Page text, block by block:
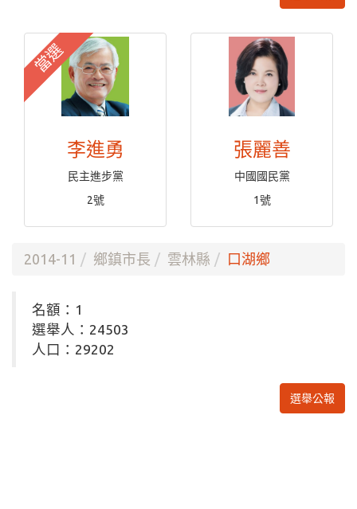
當選
李進勇
民主進步黨
2號
張麗善
中國國民黨
1號
2014-11 鄉鎮市長 雲林縣 口湖鄉
名額：1
選舉人：24503
人口：29202
選舉公報